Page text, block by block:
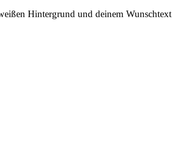
Hintergrund und deinem Wunschtext